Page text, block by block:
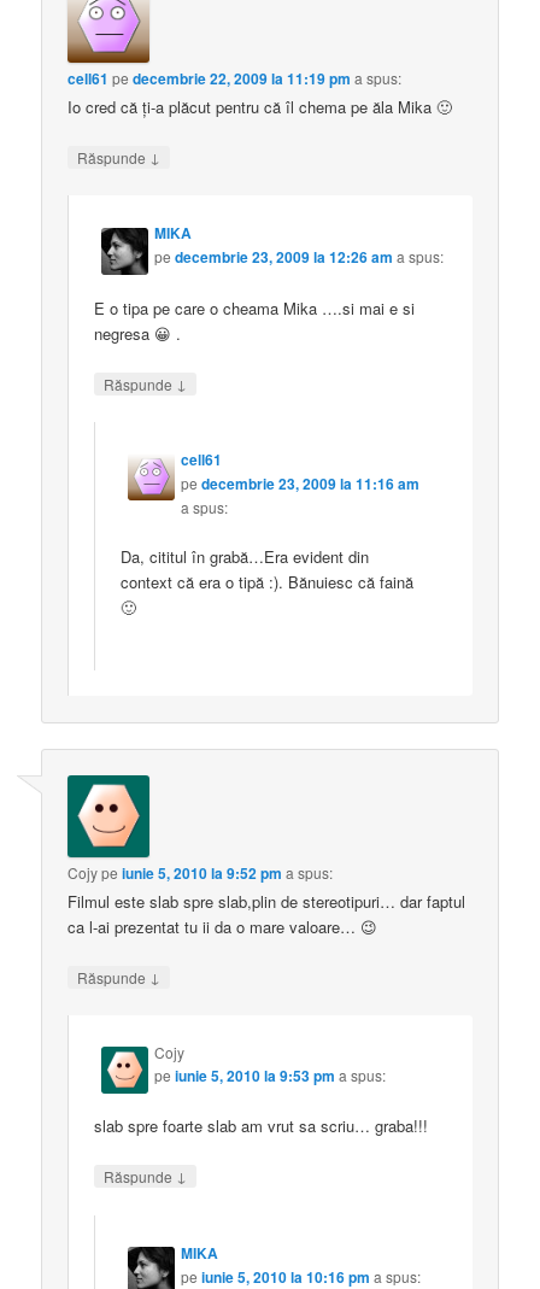
cell61 pedecembrie 22, 2009 la 11:19 pm a spus:
Io cred că ți-a plăcut pentru că îl chema pe ăla Mika 🙂
Răspunde ↓
MIKA
pedecembrie 23, 2009 la 12:26 am a spus:
E o tipa pe care o cheama Mika ….si mai e si
negresa 😀 .
Răspunde ↓
cell61
pedecembrie 23, 2009 la 11:16 am
a spus:
Da, cititul în grabă…Era evident din
context că era o tipă :). Bănuiesc că faină
🙂
Cojypeiunie 5, 2010 la 9:52 pm a spus:
Filmul este slab spre slab,plin de stereotipuri… dar faptul
ca l-ai prezentat tu ii da o mare valoare… 😉
Răspunde ↓
Cojy
peiunie 5, 2010 la 9:53 pm a spus:
slab spre foarte slab am vrut sa scriu… graba!!!
Răspunde ↓
MIKA
peiunie 5, 2010 la 10:16 pm a spus: